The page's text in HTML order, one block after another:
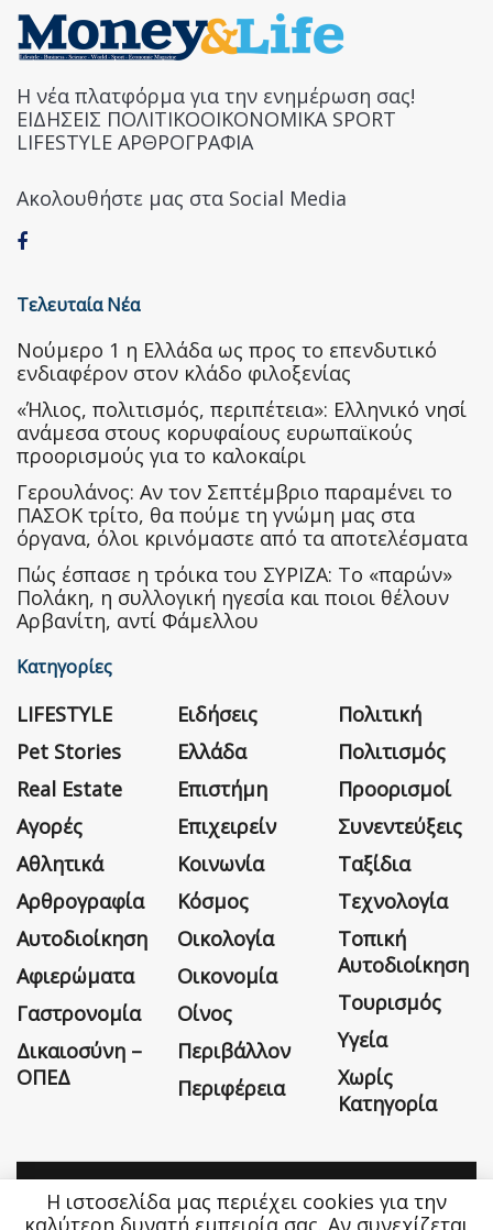
Η νέα πλατφόρμα για την ενημέρωση σας!
ΕΙΔΗΣΕΙΣ ΠΟΛΙΤΙΚΟΟΙΚΟΝΟΜΙΚΑ SPORT
LIFESTYLE ΑΡΘΡΟΓΡΑΦΙΑ
Ακολουθήστε μας στα Social Media
Τελευταία Νέα
Nούμερο 1 η Ελλάδα ως προς το επενδυτικό
ενδιαφέρον στον κλάδο φιλοξενίας
«Ήλιος, πολιτισμός, περιπέτεια»: Ελληνικό νησί
ανάμεσα στους κορυφαίους ευρωπαϊκούς
προορισμούς για το καλοκαίρι
Γερουλάνος: Αν τον Σεπτέμβριο παραμένει το
ΠΑΣΟΚ τρίτο, θα πούμε τη γνώμη μας στα
όργανα, όλοι κρινόμαστε από τα αποτελέσματα
Πώς έσπασε η τρόικα του ΣΥΡΙΖΑ: Το «παρών»
Πολάκη, η συλλογική ηγεσία και ποιοι θέλουν
Αρβανίτη, αντί Φάμελλου
Κατηγορίες
LIFESTYLE
Pet Stories
Real Estate
Αγορές
Αθλητικά
Αρθρογραφία
Αυτοδιοίκηση
Αφιερώματα
Γαστρονομία
Δικαιοσύνη –
ΟΠΕΔ
Ειδήσεις
Ελλάδα
Επιστήμη
Επιχειρείν
Κοινωνία
Κόσμος
Οικολογία
Οικονομία
Οίνος
Περιβάλλον
Περιφέρεια
Πολιτική
Πολιτισμός
Προορισμοί
Συνεντεύξεις
Ταξίδια
Τεχνολογία
Τοπική
Αυτοδιοίκηση
Τουρισμός
Υγεία
Χωρίς
Κατηγορία
Η εταιρεία Όροι Χρήσης Επικοινωνία
Η ιστοσελίδα μας περιέχει cookies για την
καλύτερη δυνατή εμπειρία σας. Αν συνεχίζεται